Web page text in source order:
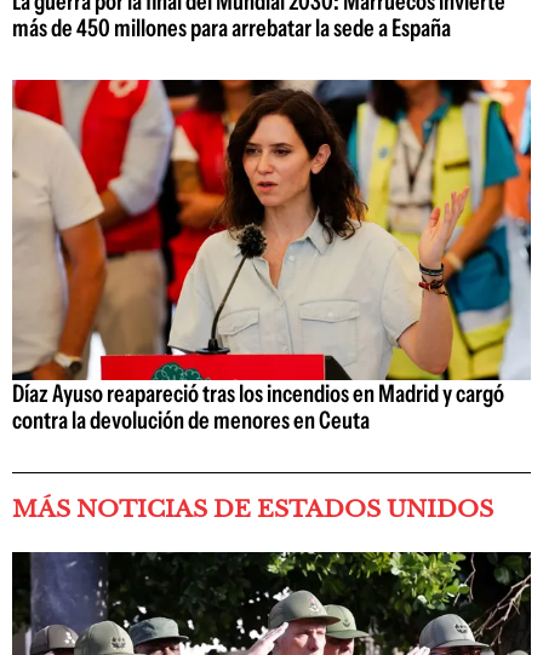
más de 450 millones para arrebatar la sede a España
Díaz Ayuso reapareció tras los incendios en Madrid y cargó
contra la devolución de menores en Ceuta
MÁS NOTICIAS DE ESTADOS UNIDOS